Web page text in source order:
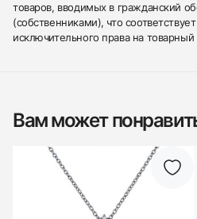
товаров, вводимых в гражданский
(собственниками), что
исключительного права на товарный
Вам может